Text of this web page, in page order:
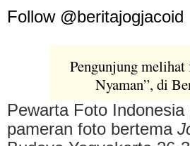
Follow @beritajogjacoid
Pengunjung
Nyaman”, di
Pewarta Foto
pameran foto bertema